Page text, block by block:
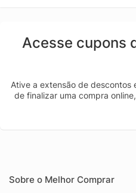
Acesse cupons
Ative a extensão de descontos
de finalizar uma compra
Sobre o Melhor Comprar